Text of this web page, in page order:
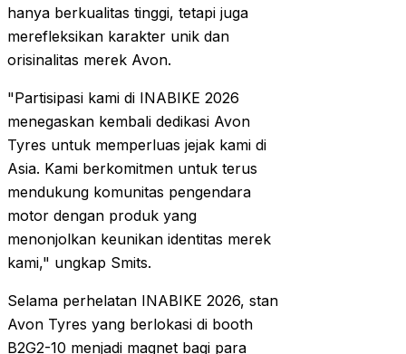
hanya berkualitas tinggi, tetapi juga
merefleksikan karakter unik dan
orisinalitas merek Avon.
"Partisipasi kami di INABIKE 2026
menegaskan kembali dedikasi Avon
Tyres untuk memperluas jejak kami di
Asia. Kami berkomitmen untuk terus
mendukung komunitas pengendara
motor dengan produk yang
menonjolkan keunikan identitas merek
kami," ungkap Smits.
Selama perhelatan INABIKE 2026, stan
Avon Tyres yang berlokasi di booth
B2G2-10 menjadi magnet bagi para